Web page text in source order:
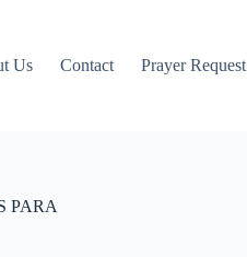
Us Contact Prayer Request
PARA